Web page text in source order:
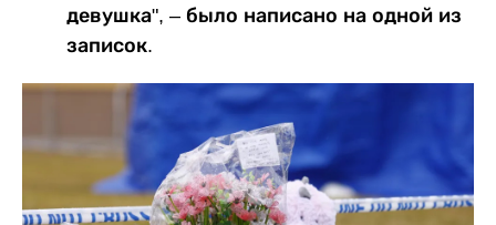
девушка", – было написано на одной из
записок.